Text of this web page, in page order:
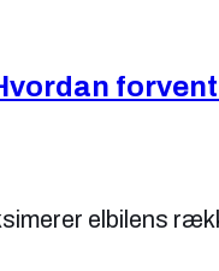
elbilens